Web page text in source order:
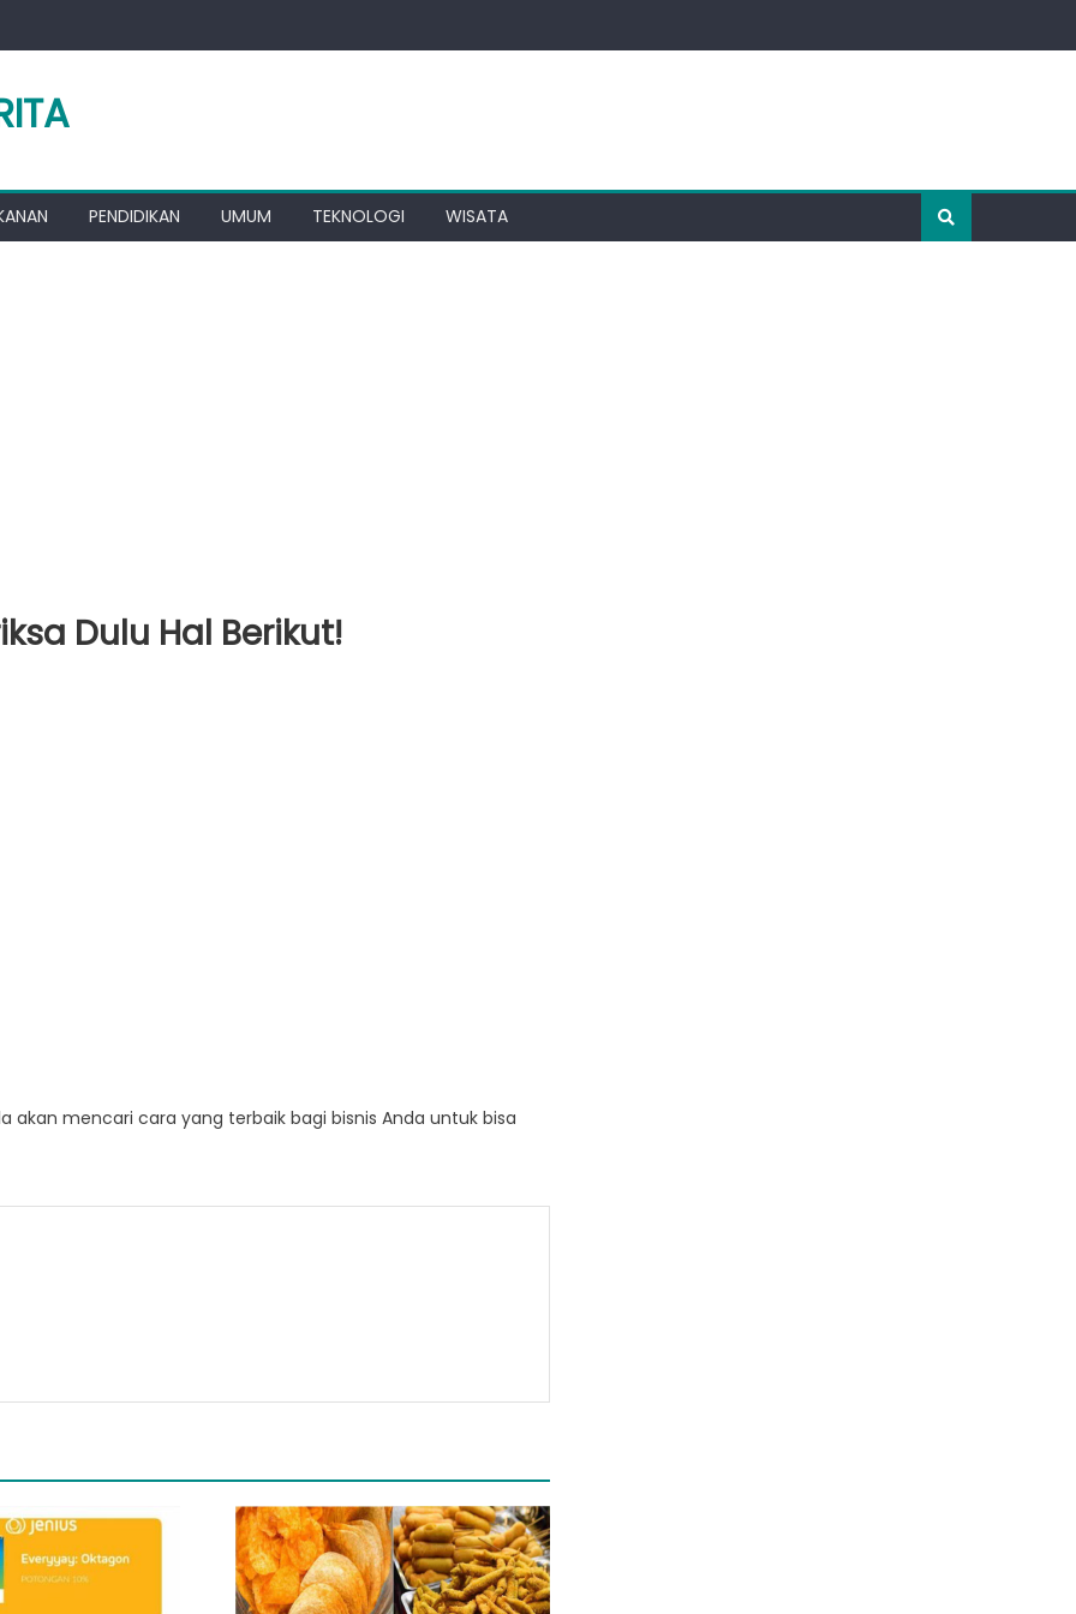
PENDIDIKAN UMUM TEKNOLOGI WISATA
Dulu Hal Berikut!
akan mencari cara yang terbaik bagi bisnis Anda untuk bisa